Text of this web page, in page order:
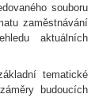
souboru
zaměstnávání
aktuálních
tematické
budoucích